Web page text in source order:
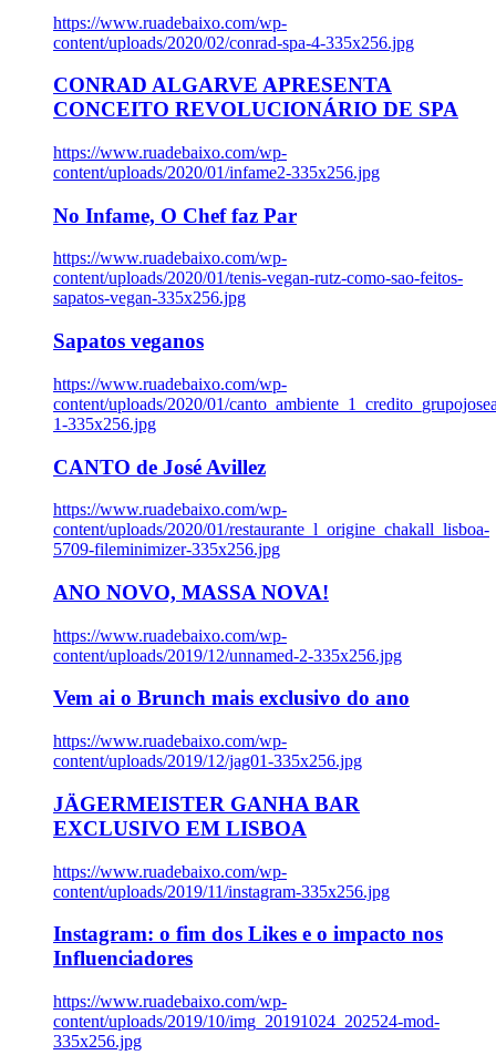
https://www.ruadebaixo.com/wp-
content/uploads/2020/02/conrad-spa-4-335x256.jpg
CONRAD ALGARVE APRESENTA
CONCEITO REVOLUCIONÁRIO DE SPA
https://www.ruadebaixo.com/wp-
content/uploads/2020/01/infame2-335x256.jpg
No Infame, O Chef faz Par
https://www.ruadebaixo.com/wp-
content/uploads/2020/01/tenis-vegan-rutz-como-sao-feitos-
sapatos-vegan-335x256.jpg
Sapatos veganos
https://www.ruadebaixo.com/wp-
content/uploads/2020/01/
1-335x256.jpg
CANTO de José Avillez
https://www.ruadebaixo.com/wp-
content/uploads/2020/01/restaurante_l_origine_chakall_lisboa-
5709-fileminimizer-335x256.jpg
ANO NOVO, MASSA NOVA!
https://www.ruadebaixo.com/wp-
content/uploads/2019/12/unnamed-2-335x256.jpg
Vem ai o Brunch mais exclusivo do ano
https://www.ruadebaixo.com/wp-
content/uploads/2019/12/jag01-335x256.jpg
JÄGERMEISTER GANHA BAR
EXCLUSIVO EM LISBOA
https://www.ruadebaixo.com/wp-
content/uploads/2019/11/instagram-335x256.jpg
Instagram: o fim dos Likes e o impacto nos
Influenciadores
https://www.ruadebaixo.com/wp-
content/uploads/2019/10/img_20191024_202524-mod-
335x256.jpg